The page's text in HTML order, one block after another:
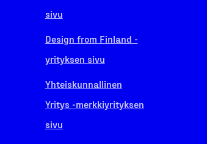
sivu
Design from Finland -
yrityksen sivu
Yhteiskunnallinen
Yritys -merkkiyrityksen
sivu